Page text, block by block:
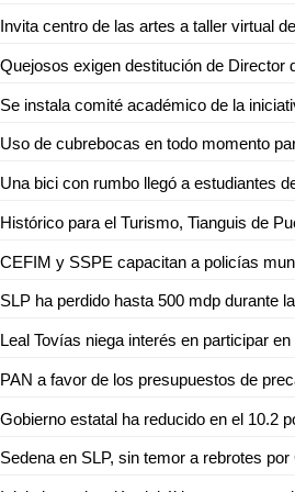
Invita centro de las artes a taller virtual
Sedena en SLP, sin temor a rebrotes por